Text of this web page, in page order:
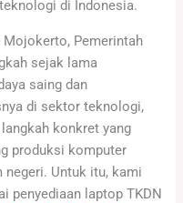
di Indonesia.
Mojokerto, Pemerintah
sejak lama
saing dan
di sektor teknologi,
konkret yang
produksi komputer
negeri. Untuk itu, kami
penyediaan laptop TKDN